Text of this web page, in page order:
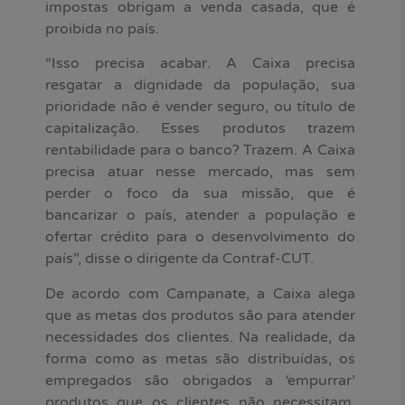
impostas obrigam a venda casada, que é
proibida no país.
“Isso precisa acabar. A Caixa precisa
resgatar a dignidade da população, sua
prioridade não é vender seguro, ou título de
capitalização. Esses produtos trazem
rentabilidade para o banco? Trazem. A Caixa
precisa atuar nesse mercado, mas sem
perder o foco da sua missão, que é
bancarizar o país, atender a população e
ofertar crédito para o desenvolvimento do
país”, disse o dirigente da Contraf-CUT.
De acordo com Campanate, a Caixa alega
que as metas dos produtos são para atender
necessidades dos clientes. Na realidade, da
forma como as metas são distribuídas, os
empregados são obrigados a ‘empurrar’